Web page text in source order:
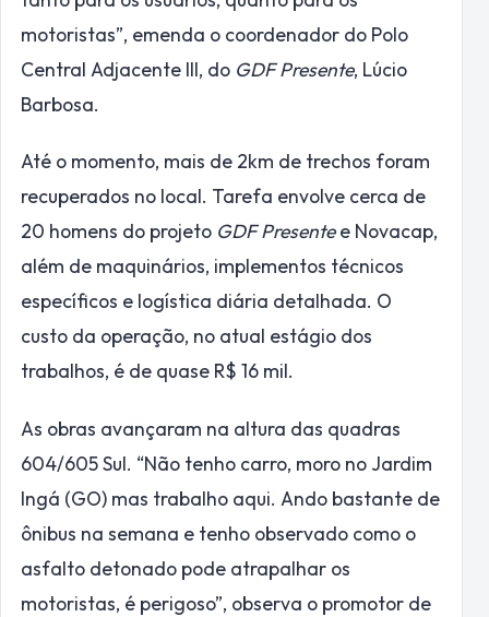
motoristas”, emenda o coordenador do Polo
Central Adjacente III, do GDF Presente, Lúcio
Barbosa.
Até o momento, mais de 2km de trechos foram
recuperados no local. Tarefa envolve cerca de
20 homens do projeto GDF Presentee Novacap,
além de maquinários, implementos técnicos
específicos e logística diária detalhada. O
custo da operação, no atual estágio dos
trabalhos, é de quase R$ 16 mil.
As obras avançaram na altura das quadras
604/605 Sul. “Não tenho carro, moro no Jardim
Ingá (GO) mas trabalho aqui. Ando bastante de
ônibus na semana e tenho observado como o
asfalto detonado pode atrapalhar os
motoristas, é perigoso”, observa o promotor de